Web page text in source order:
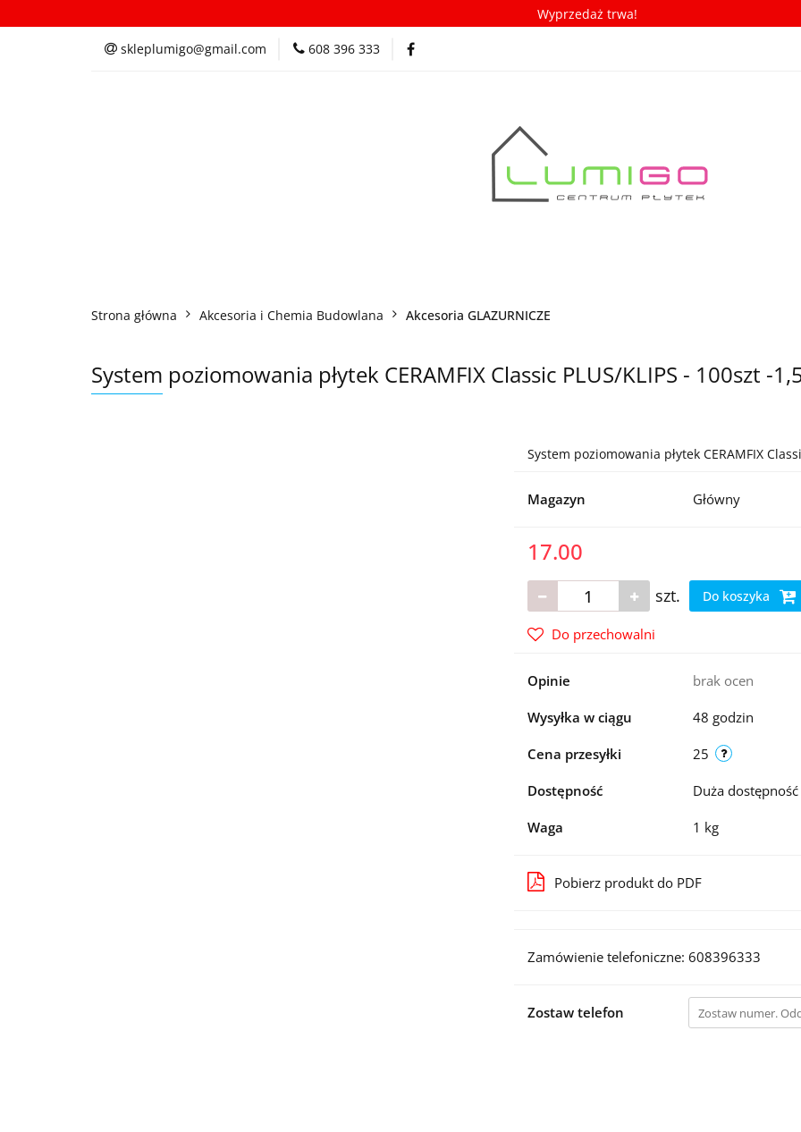
Wyprzedaż trwa!
skleplumigo@gmail.com 608 396 333
Kategorie Inspiracje Porady/ABC płytek Nowości
Strona główna Akcesoria i Chemia Budowlana Akcesoria GLAZURNICZE
System poziomowania płytek CERAMFIX Classic PLUS/KLIPS - 100szt -
System poziomowania płytek CERAMFIX
Magazyn Główny
17.00
szt. Do koszyka
Do przechowalni
Opinie brak ocen
Wysyłka w ciągu 48 godzin
Cena przesyłki 25
Dostępność Duża dostępność
Waga 1 kg
Pobierz produkt do PDF
Zamówienie telefoniczne: 608396333
Zostaw telefon